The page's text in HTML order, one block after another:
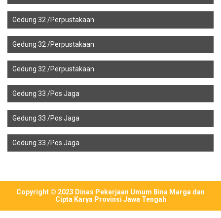
Gedung 32 /Perpustakaan
Gedung 32 /Perpustakaan
Gedung 32 /Perpustakaan
Gedung 33 /Pos Jaga
Gedung 33 /Pos Jaga
Gedung 33 /Pos Jaga
Copyright © 2023 Dinas Pekerjaan Umum Bina Marga dan
Cipta Karya Provinsi Jawa Tengah